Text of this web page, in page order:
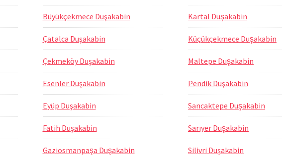
Büyükçekmece Duşakabin
Çatalca Duşakabin
Çekmeköy Duşakabin
Esenler Duşakabin
Eyüp Duşakabin
Fatih Duşakabin
Gaziosmanpaşa Duşakabin
Kartal Duşakabin
Küçükçekmece Duşakabin
Maltepe Duşakabin
Pendik Duşakabin
Sancaktepe Duşakabin
Sarıyer Duşakabin
Silivri Duşakabin